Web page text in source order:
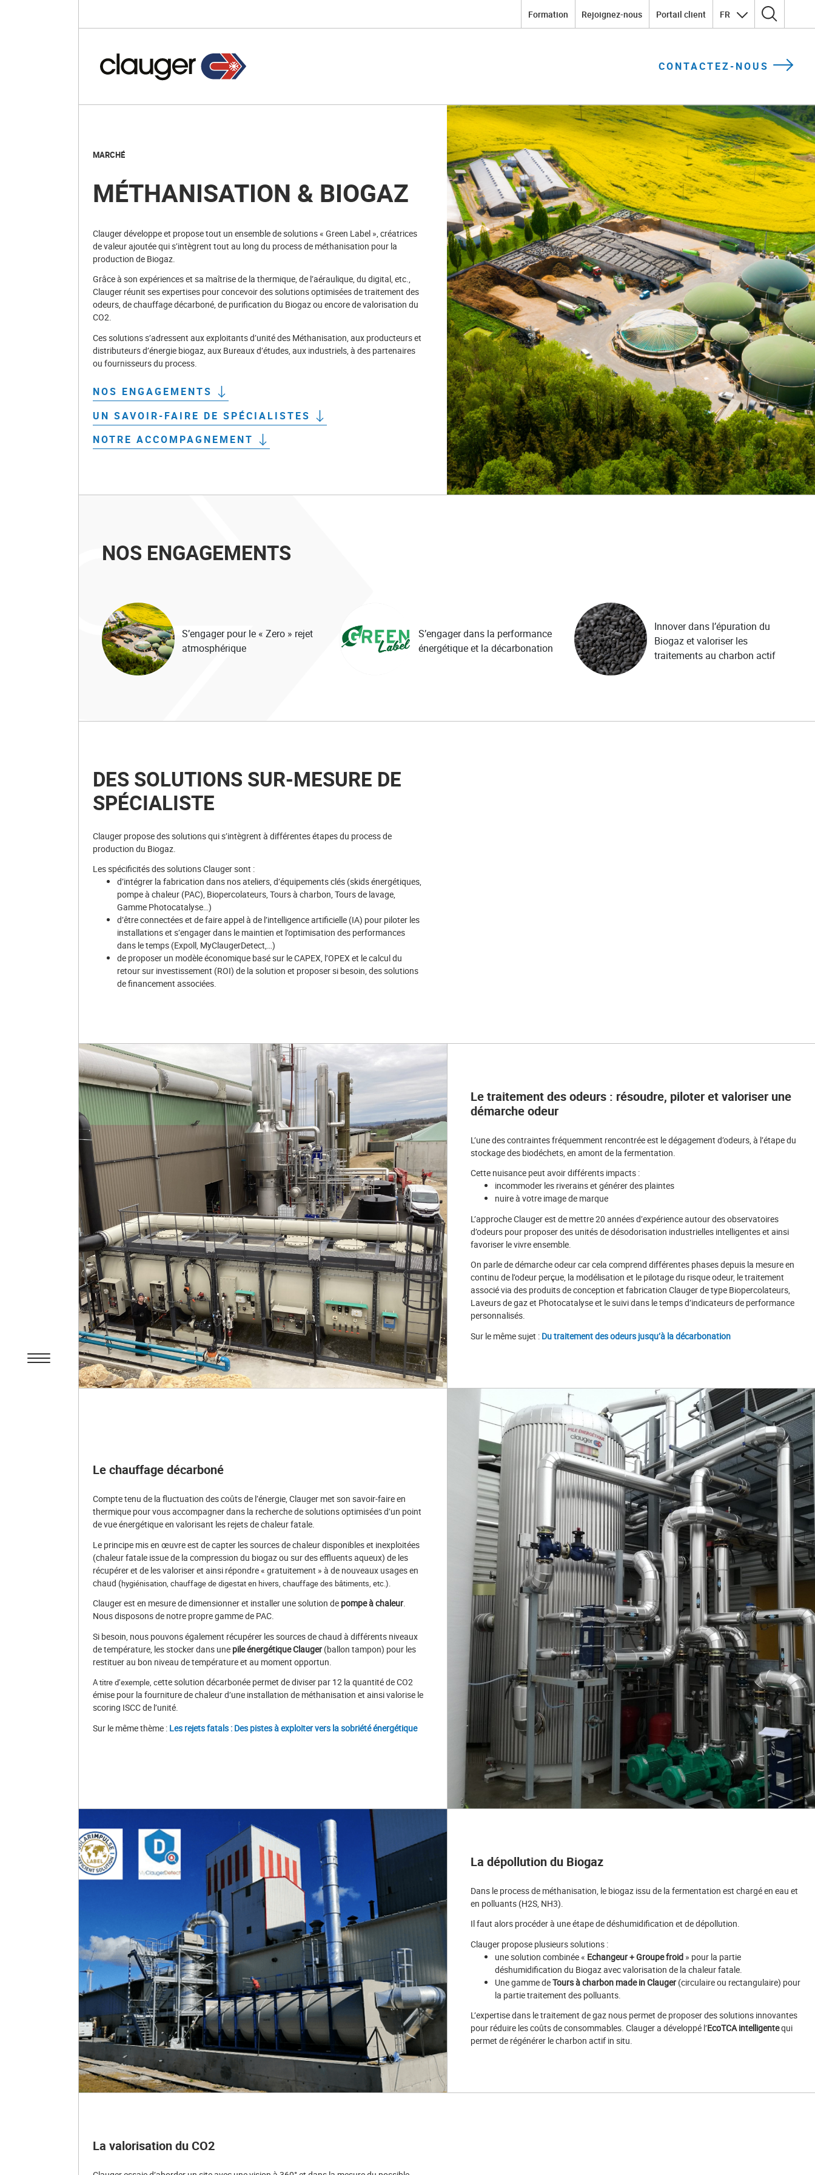
Formation Rejoignez-nous Portail client FR Rechercher :
CONTACTEZ-NOUS
MARCHÉ
MÉTHANISATION & BIOGAZ
Clauger développe et propose tout un ensemble de solutions « Green Label », créatrices
de valeur ajoutée qui s’intègrent tout au long du process de méthanisation pour la
production de Biogaz.
Grâce à son expériences et sa maîtrise de la thermique, de l’aéraulique, du digital, etc.,
Clauger réunit ses expertises pour concevoir des solutions optimisées de traitement des
odeurs, de chauffage décarboné, de purification du Biogaz ou encore de valorisation du
CO2.
Ces solutions s’adressent aux exploitants d’unité des Méthanisation, aux producteurs et
distributeurs d’énergie biogaz, aux Bureaux d’études, aux industriels, à des partenaires
ou fournisseurs du process.
NOS ENGAGEMENTS
UN SAVOIR-FAIRE DE SPÉCIALISTES
NOTRE ACCOMPAGNEMENT
NOS ENGAGEMENTS
S’engager pour le « Zero » rejet
atmosphérique
S’engager dans la performance
énergétique et la décarbonation
Innover dans l’épuration du
Biogaz et valoriser les
traitements au charbon actif
DES SOLUTIONS SUR-MESURE DE
SPÉCIALISTE
Clauger propose des solutions qui s’intègrent à différentes étapes du process de
production du Biogaz.
Les spécificités des solutions Clauger sont :
d’intégrer la fabrication dans nos ateliers, d’équipements clés (skids énergétiques,
pompe à chaleur (PAC), Biopercolateurs, Tours à charbon, Tours de lavage,
Gamme Photocatalyse…)
d’être connectées et de faire appel à de l’intelligence artificielle (IA) pour piloter les
installations et s’engager dans le maintien et l’optimisation des performances
dans le temps (Expoll, MyClaugerDetect,…)
de proposer un modèle économique basé sur le CAPEX, l’OPEX et le calcul du
retour sur investissement (ROI) de la solution et proposer si besoin, des solutions
de financement associées.
Le traitement des odeurs : résoudre, piloter et valoriser une
démarche odeur
L’une des contraintes fréquemment rencontrée est le dégagement d’odeurs, à l’étape du
stockage des biodéchets, en amont de la fermentation.
Cette nuisance peut avoir différents impacts :
incommoder les riverains et générer des plaintes
nuire à votre image de marque
L’approche Clauger est de mettre 20 années d’expérience autour des observatoires
d’odeurs pour proposer des unités de désodorisation industrielles intelligentes et ainsi
favoriser le vivre ensemble.
On parle de démarche odeur car cela comprend différentes phases depuis la mesure en
continu de l’odeur perçue, la modélisation et le pilotage du risque odeur, le traitement
associé via des produits de conception et fabrication Clauger de type Biopercolateurs,
Laveurs de gaz et Photocatalyse et le suivi dans le temps d’indicateurs de performance
personnalisés.
Sur le même sujet : Du traitement des odeurs jusqu’à la décarbonation
Le chauffage décarboné
Compte tenu de la fluctuation des coûts de l’énergie, Clauger met son savoir-faire en
thermique pour vous accompagner dans la recherche de solutions optimisées d’un point
de vue énergétique en valorisant les rejets de chaleur fatale.
Le principe mis en œuvre est de capter les sources de chaleur disponibles et inexploitées
(chaleur fatale issue de la compression du biogaz ou sur des effluents aqueux) de les
récupérer et de les valoriser et ainsi répondre « gratuitement » à de nouveaux usages en
chaud (hygiénisation, chauffage de digestat en hivers, chauffage des bâtiments, etc.).
Clauger est en mesure de dimensionner et installer une solution de pompe à chaleur.
Nous disposons de notre propre gamme de PAC.
Si besoin, nous pouvons également récupérer les sources de chaud à différents niveaux
de température, les stocker dans une pile énergétique Clauger(ballon tampon) pour les
restituer au bon niveau de température et au moment opportun.
A titre d’exemple, cette solution décarbonée permet de diviser par 12 la quantité de CO2
émise pour la fourniture de chaleur d’une installation de méthanisation et ainsi valorise le
scoring ISCC de l’unité.
Sur le même thème : Les rejets fatals : Des pistes à exploiter vers la sobriété énergétique
La dépollution du Biogaz
Dans le process de méthanisation, le biogaz issu de la fermentation est chargé en eau et
en polluants (H2S, NH3).
Il faut alors procéder à une étape de déshumidification et de dépollution.
Clauger propose plusieurs solutions :
une solution combinée « Echangeur + Groupe froid» pour la partie
déshumidification du Biogaz avec valorisation de la chaleur fatale.
Une gamme deTours à charbon made in Clauger(circulaire ou rectangulaire) pour
la partie traitement des polluants.
L’expertise dans le traitement de gaz nous permet de proposer des solutions innovantes
pour réduire les coûts de consommables. Clauger a développé l’EcoTCA intelligentequi
permet de régénérer le charbon actif in situ.
La valorisation du CO2